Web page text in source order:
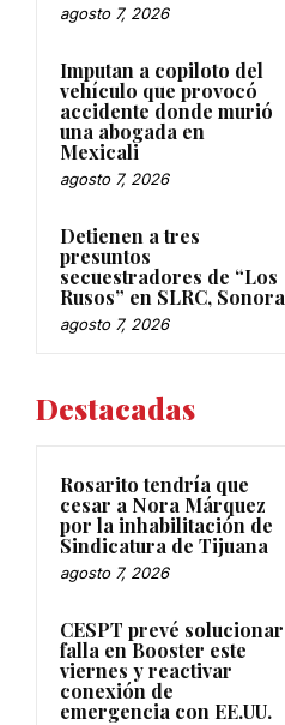
agosto 7, 2026
Imputan a copiloto del
vehículo que provocó
accidente donde murió
una abogada en
Mexicali
agosto 7, 2026
Detienen a tres
presuntos
secuestradores de “Los
Rusos” en SLRC, Sonora
agosto 7, 2026
Destacadas
Rosarito tendría que
cesar a Nora Márquez
por la inhabilitación de
Sindicatura de Tijuana
agosto 7, 2026
CESPT prevé solucionar
falla en Booster este
viernes y reactivar
conexión de
emergencia con EE.UU.